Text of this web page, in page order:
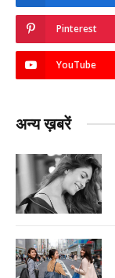
Pinterest
YouTube
अन्य ख़बरें